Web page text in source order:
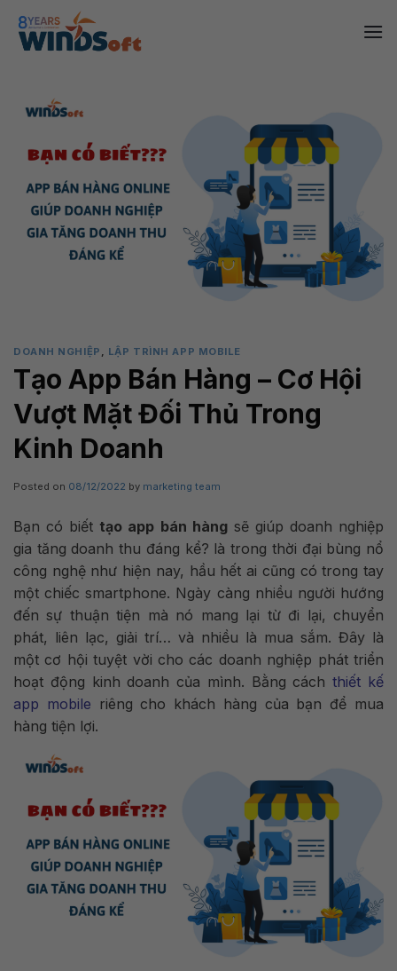
content
DOANH NGHIỆP , LẬP TRÌNH APP MOBILE
Tạo App Bán Hàng – Cơ Hội
Vượt Mặt Đối Thủ Trong
Kinh Doanh
Posted on 08/12/2022 by marketing team
Bạn có biết tạo app bán hàngsẽ giúp doanh nghiệp
gia tăng doanh thu đáng kể? là trong thời đại bùng nổ
công nghệ như hiện nay, hầu hết ai cũng có trong tay
một chiếc smartphone. Ngày càng nhiều người hướng
đến sự thuận tiện mà nó mang lại từ đi lại, chuyển
phát, liên lạc, giải trí… và nhiều là mua sắm. Đây là
một cơ hội tuyệt vời cho các doanh nghiệp phát triển
hoạt động kinh doanh của mình. Bằng cáchthiết kế
app mobile riêng cho khách hàng của bạn để mua
hàng tiện lợi.